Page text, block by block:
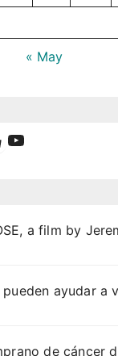
« May
YouTube
a film by
ayudar a
de cáncer